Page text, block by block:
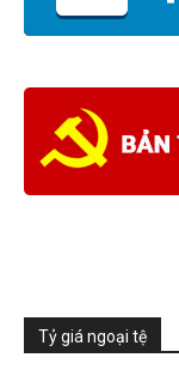
Tỷ giá ngoại tệ